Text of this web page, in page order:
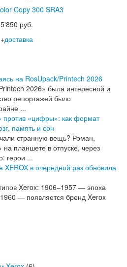
Copy 300 SRA3
5'850 руб.
+доставка
на RosUpack/Printech 2026
2026» была интересной и
репортажей было
...
против «цифры»: как формат
память и сон
странную вещь? Роман,
на планшете в отпуске, через
герои ...
XEROX в очередной раз обновила
Xerox: 1906–1957 — эпоха
— появляется бренд Xerox